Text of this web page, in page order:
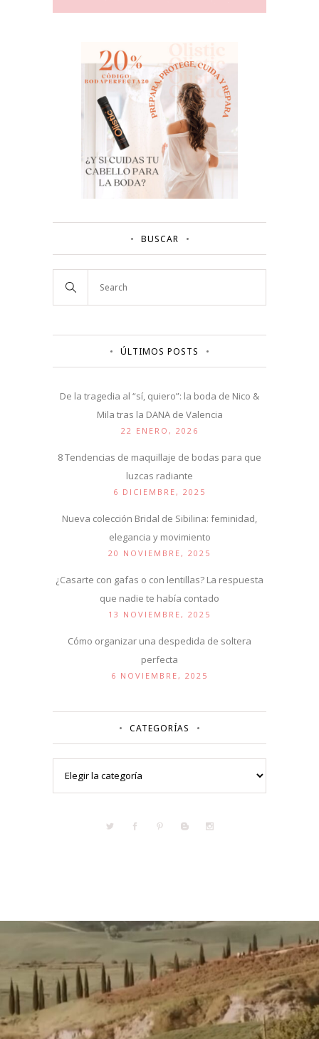
BUSCAR
ÚLTIMOS POSTS
De la tragedia al “sí, quiero”: la boda de Nico &
Mila tras la DANA de Valencia
22 ENERO, 2026
8 Tendencias de maquillaje de bodas para que
luzcas radiante
6 DICIEMBRE, 2025
Nueva colección Bridal de Sibilina: feminidad,
elegancia y movimiento
20 NOVIEMBRE, 2025
¿Casarte con gafas o con lentillas? La respuesta
que nadie te había contado
13 NOVIEMBRE, 2025
Cómo organizar una despedida de soltera
perfecta
6 NOVIEMBRE, 2025
CATEGORÍAS